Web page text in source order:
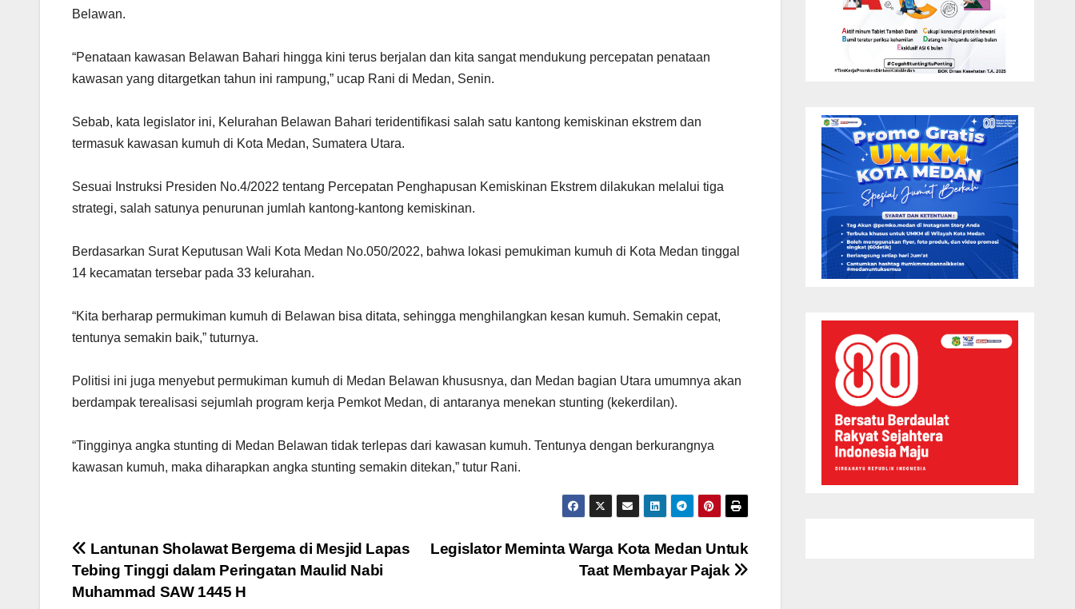
Belawan.
“Penataan kawasan Belawan Bahari hingga kini terus berjalan dan kita sangat mendukung percepatan penataan
kawasan yang ditargetkan tahun ini rampung,” ucap Rani di Medan, Senin.
Sebab, kata legislator ini, Kelurahan Belawan Bahari teridentifikasi salah satu kantong kemiskinan ekstrem dan
termasuk kawasan kumuh di Kota Medan, Sumatera Utara.
Sesuai Instruksi Presiden No.4/2022 tentang Percepatan Penghapusan Kemiskinan Ekstrem dilakukan melalui tiga
strategi, salah satunya penurunan jumlah kantong-kantong kemiskinan.
Berdasarkan Surat Keputusan Wali Kota Medan No.050/2022, bahwa lokasi pemukiman kumuh di Kota Medan tinggal
14 kecamatan tersebar pada 33 kelurahan.
“Kita berharap permukiman kumuh di Belawan bisa ditata, sehingga menghilangkan kesan kumuh. Semakin cepat,
tentunya semakin baik,” tuturnya.
Politisi ini juga menyebut permukiman kumuh di Medan Belawan khususnya, dan Medan bagian Utara umumnya akan
berdampak terealisasi sejumlah program kerja Pemkot Medan, di antaranya menekan stunting (kekerdilan).
“Tingginya angka stunting di Medan Belawan tidak terlepas dari kawasan kumuh. Tentunya dengan berkurangnya
kawasan kumuh, maka diharapkan angka stunting semakin ditekan,” tutur Rani.
Navigasi
pos
Legislator Meminta Warga Kota Medan Untuk
Taat Membayar Pajak
Lantunan Sholawat Bergema di Mesjid Lapas
Tebing Tinggi dalam Peringatan Maulid Nabi
Muhammad SAW 1445 H